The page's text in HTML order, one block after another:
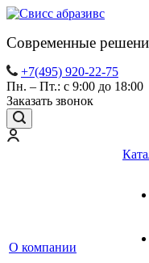
Современные
+7(495) 920-22-75
Пн. – Пт.: с 9:00 до 18:00
Заказать звонок
О компании